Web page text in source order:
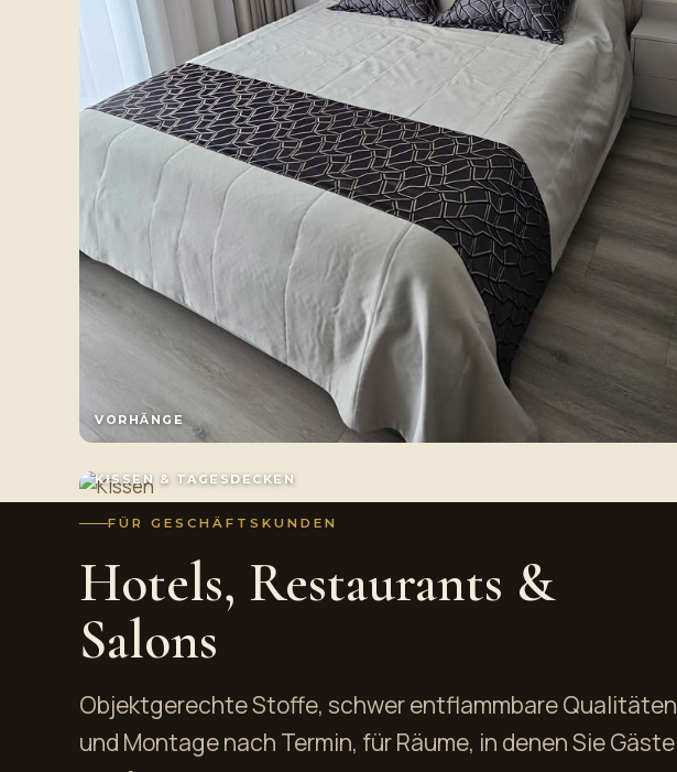
VORHÄNGE
KISSEN & TAGESDECKEN
FÜR GESCHÄFTSKUNDEN
Hotels, Restaurants &
Salons
Objektgerechte Stoffe, schwer entflammbare Qualitäten
und Montage nach Termin, für Räume, in denen Sie Gäste